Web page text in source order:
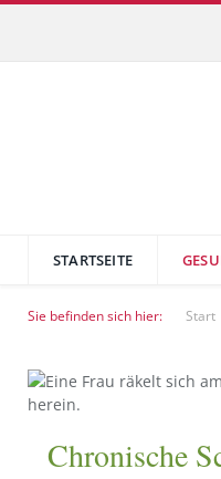
STARTSEITE
Sie befinden sich hier: Start
Chronische